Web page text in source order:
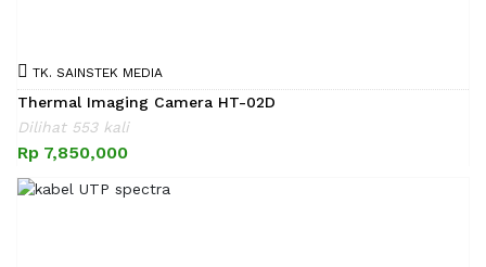
TK. SAINSTEK MEDIA
Thermal Imaging Camera HT-02D
Dilihat 553 kali
Rp 7,850,000